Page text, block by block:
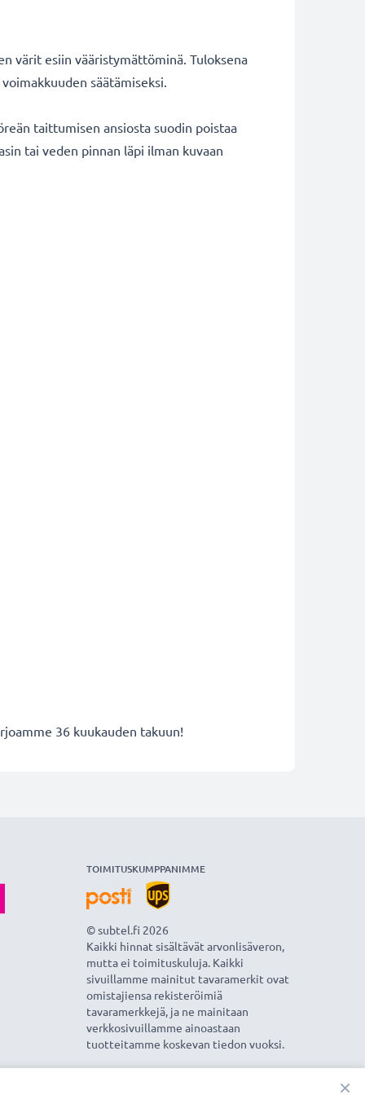
värit esiin vääristymättöminä. Tuloksena
säätämiseksi.
taittumisen ansiosta suodin poistaa
tai veden pinnan läpi ilman kuvaan
36 kuukauden takuun!
TOIMITUSKUMPPANIMME
© subtel.fi 2026
Kaikki hinnat sisältävät arvonlisäveron,
mutta ei toimituskuluja. Kaikki
sivuillamme mainitut tavaramerkit ovat
omistajiensa rekisteröimiä
tavaramerkkejä, ja ne mainitaan
verkkosivuillamme ainoastaan
tuotteitamme koskevan tiedon vuoksi.
×